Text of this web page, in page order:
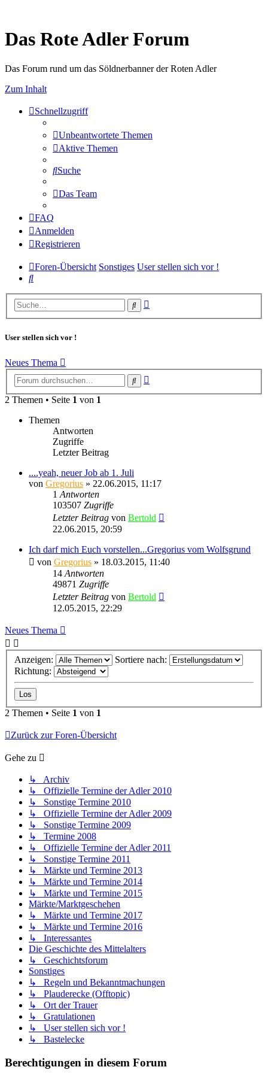
Das Rote Adler Forum
Das Forum rund um das Söldnerbanner der Roten Adler
Zum Inhalt
Schnellzugriff
Unbeantwortete Themen
Aktive Themen
Suche
Das Team
FAQ
Anmelden
Registrieren
Foren-Übersicht Sonstiges User stellen sich vor !
Suche
Suche
User stellen sich vor !
Neues Thema
Suche
2 Themen • Seite 1 von 1
Themen
Antworten
Zugriffe
Letzter Beitrag
....yeah, neuer Job ab 1. Juli
von Gregorius » 22.06.2015, 11:17
1Antworten
103507 Zugriffe
Letzter Beitrag von Bertold
22.06.2015, 20:59
Ich darf mich Euch vorstellen...Gregorius vom Wolfsgrund
von Gregorius » 18.03.2015, 11:40
14Antworten
49871 Zugriffe
Letzter Beitrag von Bertold
12.05.2015, 22:29
Neues Thema
Anzeigen:
Sortiere nach:
Richtung:
2 Themen • Seite 1 von 1
Zurück zur Foren-Übersicht
Gehe zu
↳ Archiv
↳ Offizielle Termine der Adler 2010
↳ Sonstige Termine 2010
↳ Offizielle Termine der Adler 2009
↳ Sonstige Termine 2009
↳ Termine 2008
↳ Offizielle Termine der Adler 2011
↳ Sonstige Termine 2011
↳ Märkte und Termine 2013
↳ Märkte und Termine 2014
↳ Märkte und Termine 2015
Märkte/Marktgeschehen
↳ Märkte und Termine 2017
↳ Märkte und Termine 2016
↳ Interessantes
Die Geschichte des Mittelalters
↳ Geschichtsforum
Sonstiges
↳ Regeln und Bekanntmachungen
↳ Plauderecke (Offtopic)
↳ Ort der Trauer
↳ Gratulationen
↳ User stellen sich vor !
↳ Bastelecke
Berechtigungen in diesem Forum